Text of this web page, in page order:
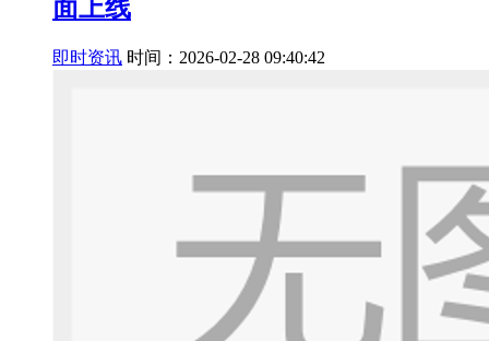
面上线
即时资讯 时间：2026-02-28 09:40:42